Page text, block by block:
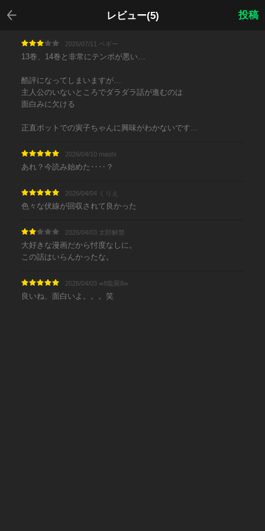
レビュー(5)
戻る
投稿
2026/07/11 ペギー
13巻、14巻と非常にテンポが悪い…
酷評になってしまいますが…
主人公のいないところでダラダラ話が進むのは
面白みに欠ける
正直ポットでの寅子ちゃんに興味がわかないです…
2026/04/10 mashi
あれ？今読み始めた‥‥？
2026/04/04 くりえ
色々な伏線が回収されて良かった
2026/04/03 太郎解禁
大好きな漫画だから忖度なしに。
この話はいらんかったな。
2026/04/03 ∞8龍羅8∞
良いね、面白いよ。。。笑